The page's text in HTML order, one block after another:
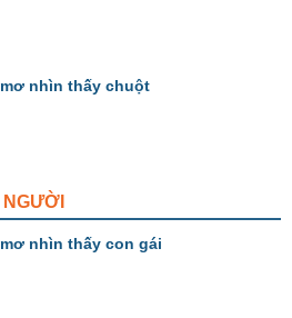
nhìn thấy chuột
nhìn thấy con gái